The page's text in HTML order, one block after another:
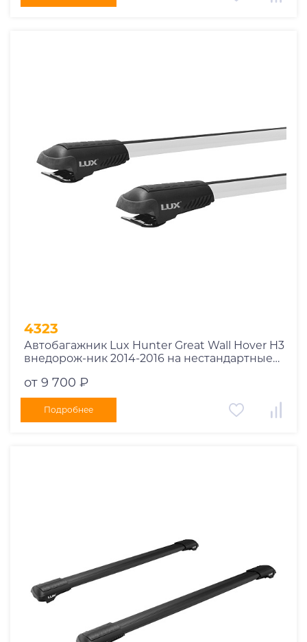
4323
Автобагажник Lux Hunter Great Wall Hover H3
внедорож-ник 2014-2016 на нестандартные
от 9 700 ₽
Подробнее